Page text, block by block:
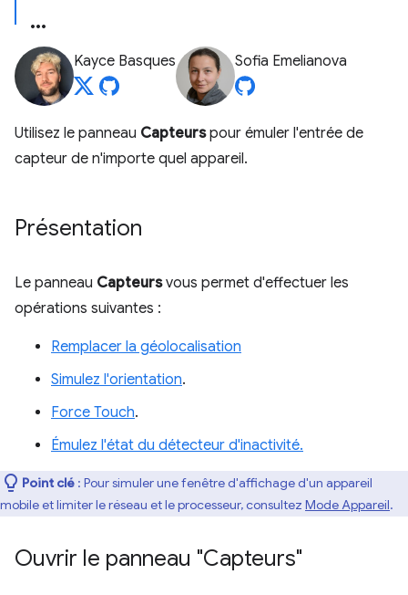
Kayce Basques Sofia Emelianova
Utilisez le panneau Capteurspour émuler l'entrée de
capteur de n'importe quel appareil.
Présentation
Le panneau Capteursvous permet d'effectuer les
opérations suivantes :
Remplacer la géolocalisation
Simulez l'orientation.
Force Touch.
Émulez l'état du détecteur d'inactivité.
Point clé : Pour simuler une fenêtre d'affichage d'un appareil
mobile et limiter le réseau et le processeur, consultez Mode Appareil.
Ouvrir le panneau "Capteurs"